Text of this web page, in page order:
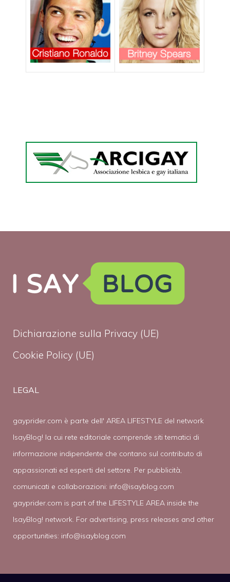
Dichiarazione sulla Privacy (UE)
Cookie Policy (UE)
LEGAL
gayprider.com è parte dell' AREA LIFESTYLE del network
IsayBlog! la cui rete editoriale comprende siti tematici di
informazione indipendente che contano sul contributo di
appassionati ed esperti del settore. Per pubblicità,
comunicati e collaborazioni: info@isayblog.com
gayprider.com is part of the LIFESTYLE AREA inside the
IsayBlog! network. For advertising, press releases and other
opportunities: info@isayblog.com